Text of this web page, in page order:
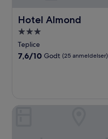
Hotel Almond
Hotel Almond
3.0-
stjernet
overnatningssted
Teplice
7.6
anmeldelser)
7,6/10 Godt (25 anmeldelser)